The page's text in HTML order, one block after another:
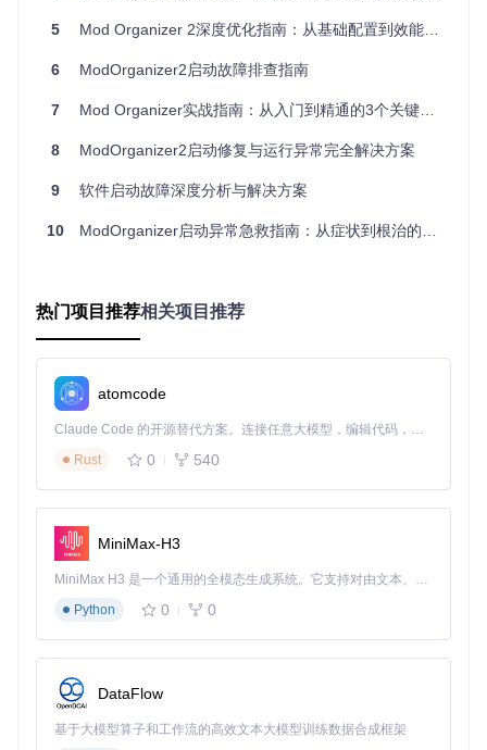
关键日志位置：
%LOCALAPPDATA%\ModOrganizer\modorga
nizer.log 需重点关注启动阶段的异常记录：
[ERROR] Failed to load plugin：插件加载失败
[WARNING] Missing dependency: MSVCP140.dll
[FATAL] Could not initialize Qt platform plug
# 检查已安装的VC++运行库
wmic product where "Name like '%%Visual C++%%'" get Name,
# 下载并安装最新运行库
权限重置：
# 为安装目录添加用户完全控制权限
icacls
2.2 深度修复（操作难度：中 | 适用场景：配置文件损坏）
# 备份并删除现有配置
mv
rm %APPDATA%\ModOrganizer\appconfig.ini
5 Mod Organizer 2深度优化指南：从基础配置到效能提升的全流程解决方案
6 ModOrganizer2启动故障排查指南
7 Mod Organizer实战指南：从入门到精通的3个关键突破点
8 ModOrganizer2启动修复与运行异常完全解决方案
9 软件启动故障深度分析与解决方案
10 ModOrganizer启动异常急救指南：从症状到根治的7个关键步骤
热门项目推荐相关项目推荐
atomcode
Claude Code 的开源替代方案。连接任意大模型，编辑代码，运行命令，自动验证 — 全自动执行。用 Rust 构建，极致性能。 ｜ An open-source alternative to Claude Code. Connect any LLM, edit code, run commands, and verify changes — autonomously. Built in Rust for speed. Get Started
Rust
0 540
MiniMax-H3
MiniMax H3 是一个通用的全模态生成系统。它支持对由文本、图像、视频和音频组成的多模态上下文进行统一理解，并能生成分辨率高达 2K、时长可达 15 秒的带原生立体声音频的视频。得益于面向任务泛化的系统设计，H3 在预训练阶段就已具备广泛的多模态上下文理解与生成能力，能够出色地执行复杂的多模态指令。
Python
0 0
DataFlow
基于大模型算子和工作流的高效文本大模型训练数据合成框架